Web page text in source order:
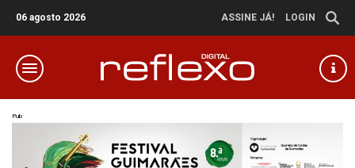
06 agosto 2026 ASSINE JÁ! LOGIN
Pub